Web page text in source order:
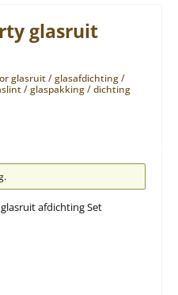
glasruit
glasruit / glasafdichting /
/ glaspakking / dichting